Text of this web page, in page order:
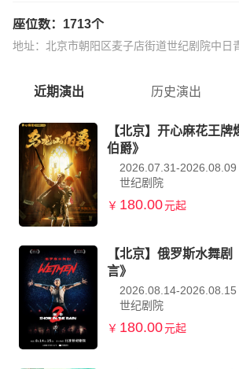
座位数：1713个
地址：北京市朝阳区麦子店街道世纪剧院中日
近期演出 历史演出
【北京】开心麻花王
伯爵》
2026.07.31-2026.08.09
世纪剧院
￥ 180.00元起
【北京】俄罗斯水舞
言》
2026.08.14-2026.08.15
世纪剧院
￥ 180.00元起